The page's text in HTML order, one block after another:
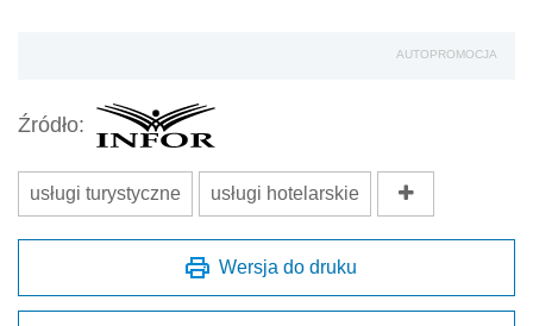
AUTOPROMOCJA
Źródło:
usługi turystyczne usługi hotelarskie
Wersja do druku